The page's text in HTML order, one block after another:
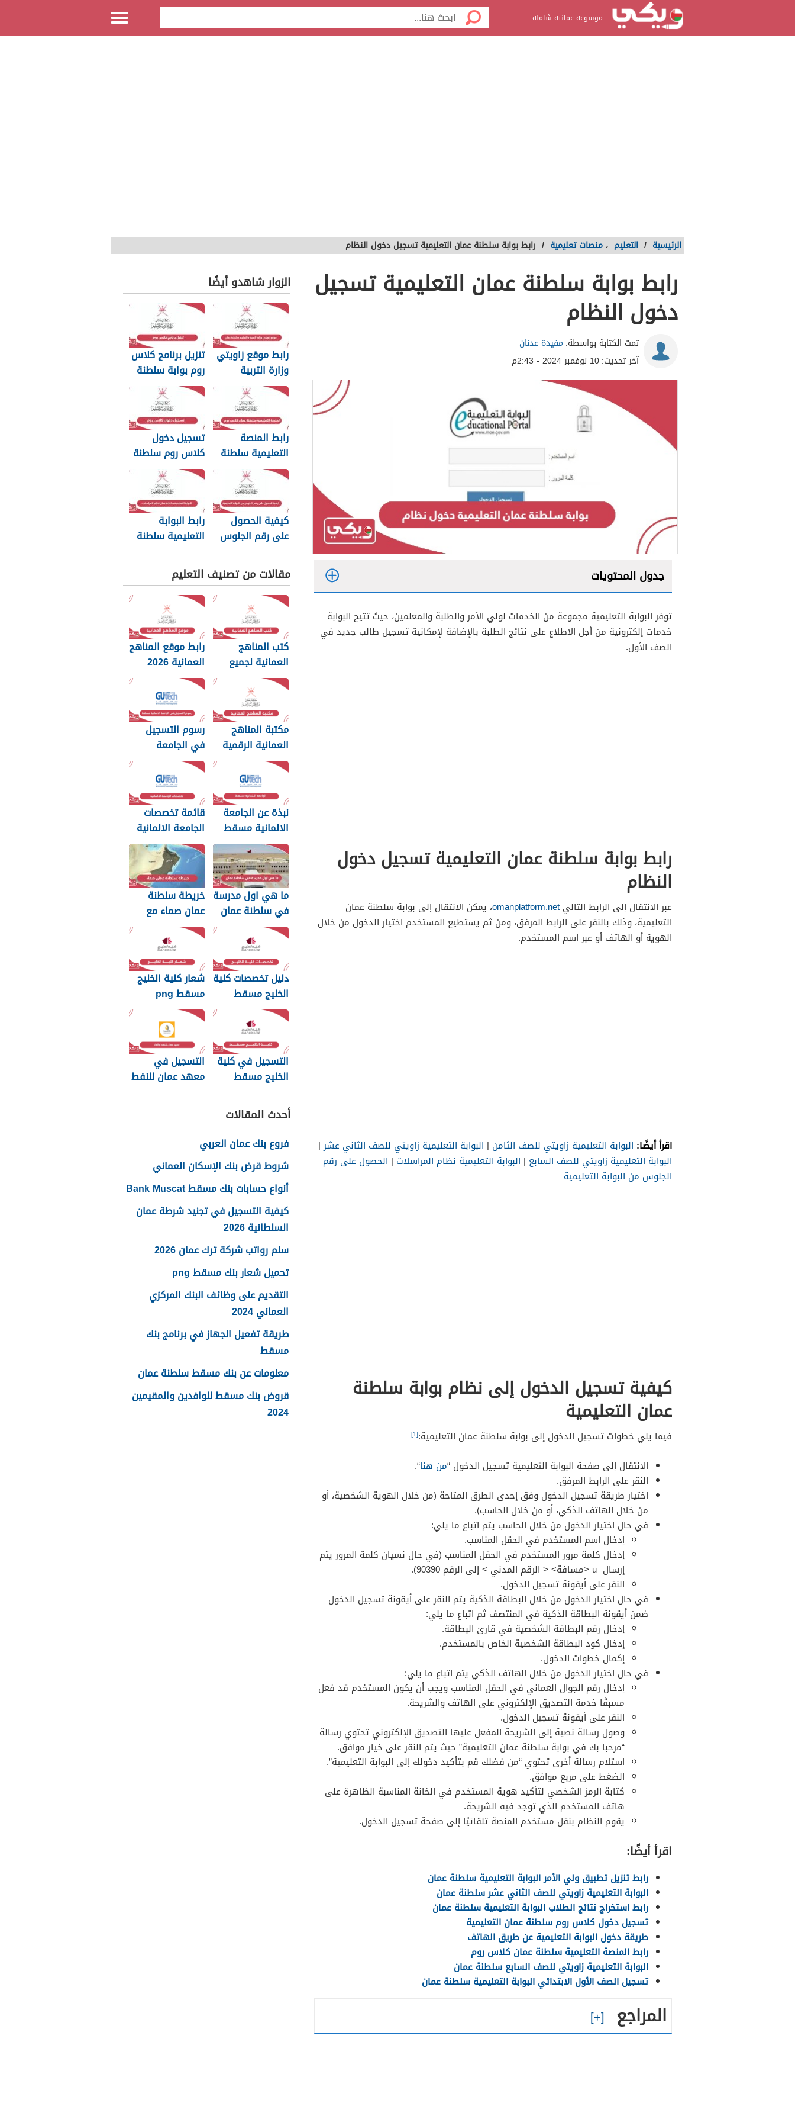
موسوعة عمانية شاملة
الرئيسية / التعليم ، منصات تعليمية / رابط بوابة سلطنة عمان التعليمية تسجيل دخول النظام
رابط بوابة سلطنة عمان التعليمية تسجيل
دخول النظام
تمت الكتابة بواسطة: مفيدة عدنان
آخر تحديث:10 نوفمبر 2024 - 2:43م
جدول المحتويات
2
توفر البوابة التعليمية مجموعة من الخدمات لولي الأمر والطلبة والمعلمين، حيث تتيح البوابة
خدمات إلكترونية من أجل الاطلاع على نتائج الطلبة بالإضافة لإمكانية تسجيل طالب جديد في
الصف الأول.
رابط بوابة سلطنة عمان التعليمية تسجيل دخول
النظام
عبر الانتقال إلى الرابط التالي omanplatform.net، يمكن الانتقال إلى بوابة سلطنة عمان
التعليمية، وذلك بالنقر على الرابط المرفق، ومن ثم يستطيع المستخدم اختيار الدخول من خلال
الهوية أو الهاتف أو عبر اسم المستخدم.
اقرأ أيضًا: البوابة التعليمية زاويتي للصف الثامن | البوابة التعليمية زاويتي للصف الثاني عشر|
البوابة التعليمية زاويتي للصف السابع | البوابة التعليمية نظام المراسلات | الحصول على رقم
الجلوس من البوابة التعليمية
كيفية تسجيل الدخول إلى نظام بوابة سلطنة
عمان التعليمية
فيما يلي خطوات تسجيل الدخول إلى بوابة سلطنة عمان التعليمية:[1]
الانتقال إلى صفحة البوابة التعليمية تسجيل الدخول “من هنا“.
النقر على الرابط المرفق.
اختيار طريقة تسجيل الدخول وفق إحدى الطرق المتاحة (من خلال الهوية الشخصية، أو
من خلال الهاتف الذكي، أو من خلال الحاسب).
في حال اختيار الدخول من خلال الحاسب يتم اتباع ما يلي:
إدخال اسم المستخدم في الحقل المناسب.
إدخال كلمة مرور المستخدم في الحقل المناسب (في حال نسيان كلمة المرور يتم
إرسال u <مسافة> < الرقم المدني > إلى الرقم 90390).
النقر على أيقونة تسجيل الدخول.
في حال اختيار الدخول من خلال البطاقة الذكية يتم النقر على أيقونة تسجيل الدخول
ضمن أيقونة البطاقة الذكية في المنتصف ثم اتباع ما يلي:
إدخال رقم البطاقة الشخصية في قارئ البطاقة.
إدخال كود البطاقة الشخصية الخاص بالمستخدم.
إكمال خطوات الدخول.
في حال اختيار الدخول من خلال الهاتف الذكي يتم اتباع ما يلي:
إدخال رقم الجوال العماني في الحقل المناسب ويجب أن يكون المستخدم قد فعل
مسبقًا خدمة التصديق الإلكتروني على الهاتف والشريحة.
النقر على أيقونة تسجيل الدخول.
وصول رسالة نصية إلى الشريحة المفعل عليها التصديق الإلكتروني تحتوي رسالة
“مرحبا بك في بوابة سلطنة عمان التعليمية” حيث يتم النقر على خيار موافق.
استلام رسالة أخرى تحتوي “من فضلك قم بتأكيد دخولك إلى البوابة التعليمية”.
الضغط على مربع موافق.
كتابة الرمز الشخصي لتأكيد هوية المستخدم في الخانة المناسبة الظاهرة على
هاتف المستخدم الذي توجد فيه الشريحة.
يقوم النظام بنقل مستخدم المنصة تلقائيًا إلى صفحة تسجيل الدخول.
اقرأ أيضًا:
رابط تنزيل تطبيق ولي الأمر البوابة التعليمية سلطنة عمان
البوابة التعليمية زاويتي للصف الثاني عشر سلطنة عمان
رابط استخراج نتائج الطلاب البوابة التعليمية سلطنة عمان
تسجيل دخول كلاس روم سلطنة عمان التعليمية
طريقة دخول البوابة التعليمية عن طريق الهاتف
رابط المنصة التعليمية سلطنة عمان كلاس روم
البوابة التعليمية زاويتي للصف السابع سلطنة عمان
تسجيل الصف الأول الابتدائي البوابة التعليمية سلطنة عمان
المراجع
الزوار شاهدو أيضًا
رابط موقع زاويتي
وزارة التربية
والتعليم سلطنة
عمان
تنزيل برنامج كلاس
روم بوابة سلطنة
عمان التعليمية
رابط المنصة
التعليمية سلطنة
عمان كلاس روم
تسجيل دخول
كلاس روم سلطنة
عمان التعليمية
كيفية الحصول
على رقم الجلوس
التعليمية
رابط البوابة
التعليمية سلطنة
المراسلات
الإلكتروني
مقالات من تصنيف التعليم
كتب المناهج
العمانية لجميع
المراحل 2026
رابط موقع المناهج
العمانية 2026
مكتبة المناهج
العمانية الرقمية
رسوم التسجيل
في الجامعة
الالمانية مسقط
2024
نبذة عن الجامعة
الالمانية مسقط
قائمة تخصصات
الجامعة الالمانية
مسقط 2026
ما هي اول مدرسة
في سلطنة عمان
خريطة سلطنة
عمان صماء مع
المحافظات بدقة
عالية
دليل تخصصات كلية
الخليج مسقط
شعار كلية الخليج
مسقط png
التسجيل في كلية
الخليج مسقط
التسجيل في
معهد عمان للنفط
أحدث المقالات
فروع بنك عمان العربي
شروط قرض بنك الإسكان العماني
أنواع حسابات بنك مسقط Bank Muscat
كيفية التسجيل في تجنيد شرطة عمان
السلطانية 2026
سلم رواتب شركة ترك عمان 2026
تحميل شعار بنك مسقط png
التقديم على وظائف البنك المركزي
العماني 2024
طريقة تفعيل الجهاز في برنامج بنك
مسقط
معلومات عن بنك مسقط سلطنة عمان
قروض بنك مسقط للوافدين والمقيمين
2024